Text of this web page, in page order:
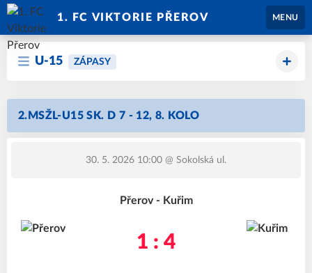
1. FC VIKTORIE PŘEROV MENU
U-15 ZÁPASY
2.MSŽL-U15 SK. D 7 - 12, 8. KOLO
30. 5. 2026 10:00 @ Sokolská ul.
Přerov - Kuřim
1 : 4